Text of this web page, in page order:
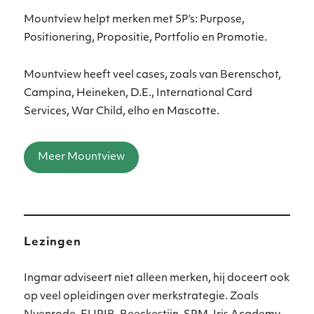
Mountview helpt merken met 5P’s: Purpose,
Positionering, Propositie, Portfolio en Promotie.
Mountview heeft veel cases, zoals van Berenschot,
Campina, Heineken, D.E., International Card
Services, War Child, elho en Mascotte.
Meer Mountview
Lezingen
Ingmar adviseert niet alleen merken, hij doceert ook
op veel opleidingen over merkstrategie. Zoals